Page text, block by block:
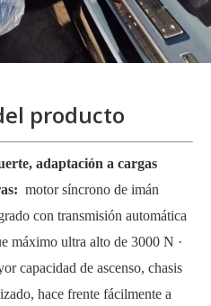
producto
adaptación a cargas
motor síncrono de imán
con transmisión automática
máximo ultra alto de 3000 N ·
capacidad de ascenso, chasis
hace frente fácilmente a